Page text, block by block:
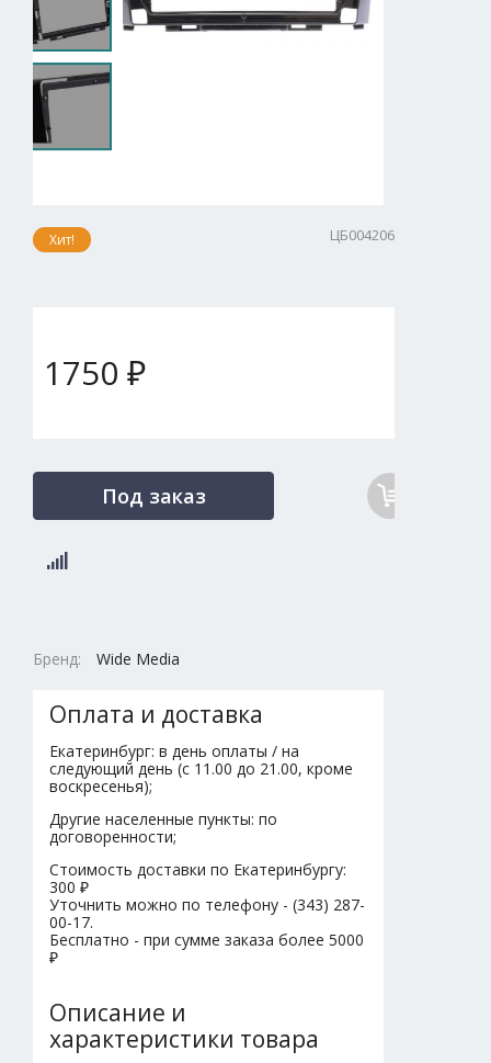
Хит! ЦБ004206
1750 ₽
Под заказ
Бренд: Wide Media
Оплата и доставка
Екатеринбург: в день оплаты / на
следующий день (с 11.00 до 21.00, кроме
воскресенья);
Другие населенные пункты: по
договоренности;
Стоимость доставки по Екатеринбургу:
300 ₽
Уточнить можно по телефону - (343) 287-
00-17.
Бесплатно - при сумме заказа более 5000
₽
Описание и
характеристики товара